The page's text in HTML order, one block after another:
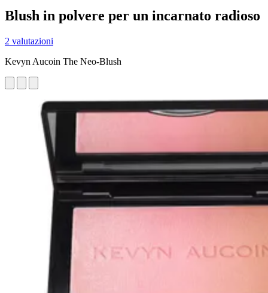
Blush in polvere per un incarnato radioso
2 valutazioni
Kevyn Aucoin The Neo-Blush